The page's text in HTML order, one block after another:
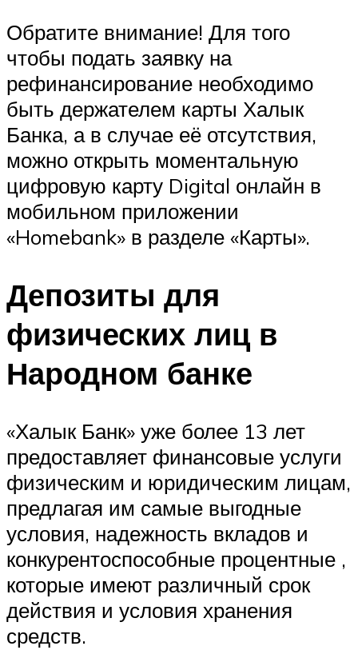
Обратите внимание! Для того
чтобы подать заявку на
рефинансирование необходимо
быть держателем карты Халык
Банка, а в случае её отсутствия,
можно открыть моментальную
цифровую карту Digital онлайн в
мобильном приложении
«Homebank» в разделе «Карты».
Депозиты для
физических лиц в
Народном банке
«Халык Банк» уже более 13 лет
предоставляет финансовые услуги
физическим и юридическим лицам,
предлагая им самые выгодные
условия, надежность вкладов и
конкурентоспособные процентные ,
которые имеют различный срок
действия и условия хранения
средств.